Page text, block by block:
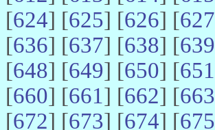
[624] [625] [626] [627
[636] [637] [638] [639
[648] [649] [650] [651
[660] [661] [662] [663
[672] [673] [674] [675